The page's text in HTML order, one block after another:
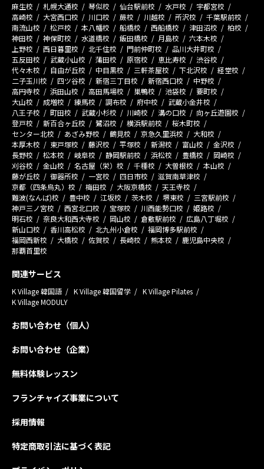
麻生校 札幌大通校 琴似校 仙台駅前校 水戸校
宇都宮校
高崎校
大宮西口校 川口校 蕨校 川越校 所沢校
千葉駅前校
南流山校
松戸校 本八幡校 船橋校 西船橋校 津田沼校
柏校
神田校
神保町校 水道橋校 飯田橋校 月島校
六本木校
上野校
西日暮里校 北千住校 門前仲町校
品川大井町校
五反田校
武蔵小山校 蒲田校 原宿校 恵比寿校
渋谷校
代々木校
自由が丘校 中目黒校 三軒茶屋校 下北沢校
経堂校
二子玉川校
四ツ谷校 新宿三丁目校 新宿西口校
中野校
高円寺校
浜田山校 高田馬場校 巣鴨校 池袋校
要町校
大山校
成増校 練馬校 調布校 府中校
武蔵小金井校
八王子校
町田校 武蔵小杉校 川崎校 溝の口校
向ヶ丘遊園校
登戸校
新百合ヶ丘校 鷺沼校 横浜駅前校
桜木町校
センター北校
あざみ野校 鶴見校 京急久里浜校
大和校
本厚木校
東戸塚校 藤沢校 平塚校 新潟校 富山校
金沢校
長野校
松本校 岐阜校 静岡駅前校 浜松校 豊橋校
岡崎校
刈谷校
金山校 名古屋（栄）校 千種校 大曽根校
本山校
藤が丘校
御器所校 一宮校 四日市校
滋賀南草津校
京都（四条烏丸）校
梅田校 大阪京橋校
天王寺校
難波(なんば)校
豊中校 江坂校 茨木校 堺東校
三宮駅前校
神戸三ノ宮校
西宮北口校 宝塚校 川西能勢口校
姫路校
明石校
奈良大和西大寺校 岡山校 倉敷駅前校
広島八丁堀校
新山口校
香川高松校 北九州小倉校
福岡博多駅前校
福岡西新校
大橋校 佐賀校 長崎校 熊本校
鹿児島中央校
那覇首里校
関連サービス
K Village 韓国語 K Village 韓国留学
K Village Pilates
K Village MODULY
お問い合わせ（個人）
お問い合わせ（企業）
無料体験レッスン
フランチャイズ事業について
採用情報
特定商取引法に基づく表記